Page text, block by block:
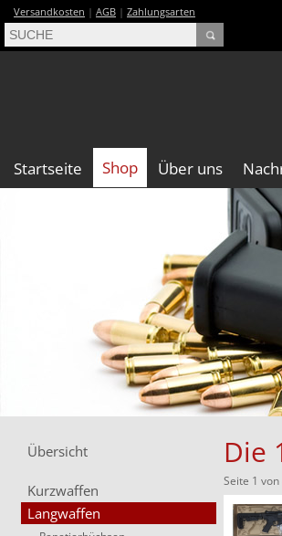
Versandkosten | AGB | Zahlungsarten
Startseite Shop Über uns
Übersicht
Kurzwaffen
Langwaffen
Die
Seite 1 von